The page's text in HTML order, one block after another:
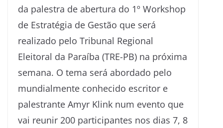
da palestra de abertura do 1º Workshop
de Estratégia de Gestão que será
realizado pelo Tribunal Regional
Eleitoral da Paraíba (TRE-PB) na próxima
semana. O tema será abordado pelo
mundialmente conhecido escritor e
palestrante Amyr Klink num evento que
vai reunir 200 participantes nos dias 7, 8